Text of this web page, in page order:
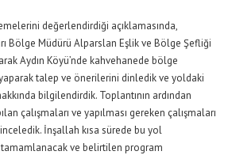
değerlendirdiği açıklamasında,
Bölge Müdürü Alparslan Eşlik ve Bölge Şefliği
Aydın Köyü’nde kahvehanede bölge
talep ve önerilerini dinledik ve yoldaki
bilgilendirdik. Toplantının ardından
çalışmaları ve yapılması gereken çalışmaları
İnşallah kısa sürede bu yol
ve belirtilen program